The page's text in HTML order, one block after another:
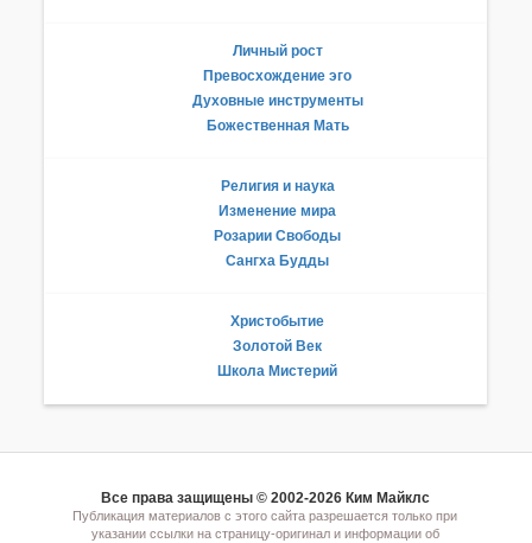
Личный рост
Превосхождение эго
Духовные инструменты
Божественная Мать
Религия и наука
Изменение мира
Розарии Свободы
Сангха Будды
Христобытие
Золотой Век
Школа Мистерий
Все права защищены © 2002-2026 Ким Майклс
Публикация материалов с этого сайта разрешается только при
указании ссылки на страницу-оригинал и информации об